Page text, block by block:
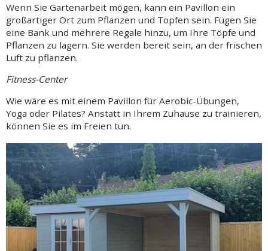
Wenn Sie Gartenarbeit mögen, kann ein Pavillon ein
großartiger Ort zum Pflanzen und Topfen sein. Fügen Sie
eine Bank und mehrere Regale hinzu, um Ihre Töpfe und
Pflanzen zu lagern. Sie werden bereit sein, an der frischen
Luft zu pflanzen.
Fitness-Center
Wie wäre es mit einem Pavillon für Aerobic-Übungen,
Yoga oder Pilates? Anstatt in Ihrem Zuhause zu trainieren,
können Sie es im Freien tun.